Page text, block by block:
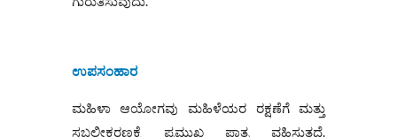
ಉಪಸಂಹಾರ
ಮಹಿಳಾ ಆಯೋಗವು ಮಹಿಳೆಯರ ರಕ್ಷಣೆಗೆ ಮತ್ತು
ಸಬಲೀಕರಣಕ್ಕೆ ಪ್ರಮುಖ ಪಾತ್ರ ವಹಿಸುತ್ತದೆ.